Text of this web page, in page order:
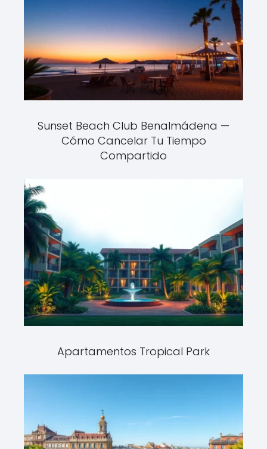
Sunset Beach Club Benalmádena —
Cómo Cancelar Tu Tiempo
Compartido
Apartamentos Tropical Park